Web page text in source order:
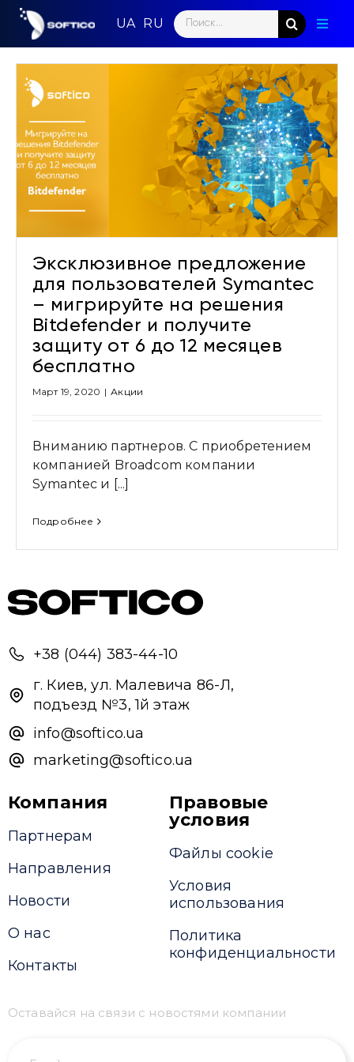
Skip
content
Search
for:
Эксклюзивное предложение
для пользователей Symantec
– мигрируйте на решения
Bitdefender и получите
защиту от 6 до 12 месяцев
бесплатно
Март 19, 2020 | Акции
Вниманию партнеров. С приобретением
компанией Broadcom компании
Symantec и [...]
Подробнее
+38 (044) 383-44-10
г. Киев, ул. Малевича 86-Л,
подъезд №3, 1й этаж
info@softico.ua
marketing@softico.ua
Компания
Партнерам
Направления
Новости
О нас
Контакты
Правовые
условия
Файлы cookie
Условия
использования
Политика
конфиденциальности
Оставайся на связи с новостями компании
Ми зазвичай відповідаємо дуже швидко
Надіслати повідомлення